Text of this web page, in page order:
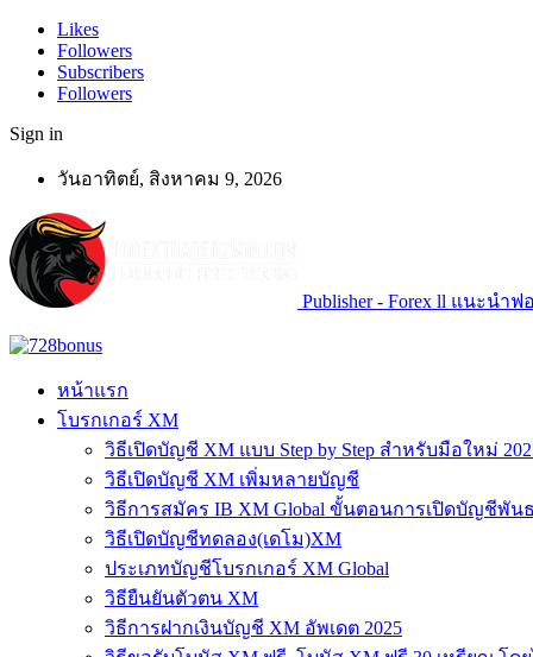
Likes
Followers
Subscribers
Followers
Sign in
วันอาทิตย์, สิงหาคม 9, 2026
Publisher - Forex ll แนะนำ
หน้าแรก
โบรกเกอร์ XM
วิธีเปิดบัญชี XM แบบ Step by Step สำหรับมือใหม่
วิธีเปิดบัญชี XM เพิ่มหลายบัญชี
วิธีการสมัคร IB XM Global ขั้นตอนการเปิดบัญชีพันธ
วิธีเปิดบัญชีทดลอง(เดโม)XM
ประเภทบัญชีโบรกเกอร์ XM Global
วิธียืนยันตัวตน XM
วิธีการฝากเงินบัญชี XM อัพเดต 2025